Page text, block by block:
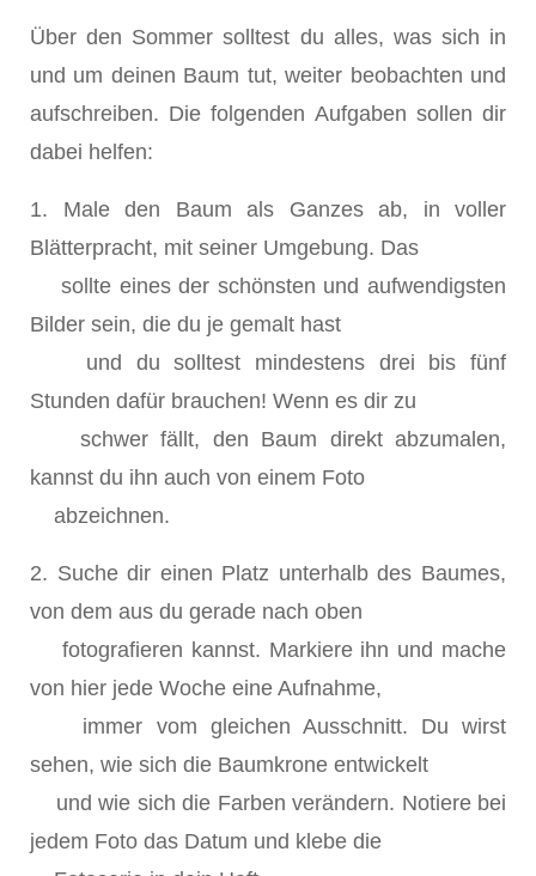
Über den Sommer solltest du alles, was sich in
und um deinen Baum tut, weiter beobachten und
aufschreiben. Die folgenden Aufgaben sollen dir
dabei helfen:
1. Male den Baum als Ganzes ab, in voller
Blätterpracht, mit seiner Umgebung. Das
sollte eines der schönsten und aufwendigsten
Bilder sein, die du je gemalt hast
und du solltest mindestens drei bis fünf
Stunden dafür brauchen! Wenn es dir zu
schwer fällt, den Baum direkt abzumalen,
kannst du ihn auch von einem Foto
abzeichnen.
2. Suche dir einen Platz unterhalb des Baumes,
von dem aus du gerade nach oben
fotografieren kannst. Markiere ihn und mache
von hier jede Woche eine Aufnahme,
immer vom gleichen Ausschnitt. Du wirst
sehen, wie sich die Baumkrone entwickelt
und wie sich die Farben verändern. Notiere bei
jedem Foto das Datum und klebe die